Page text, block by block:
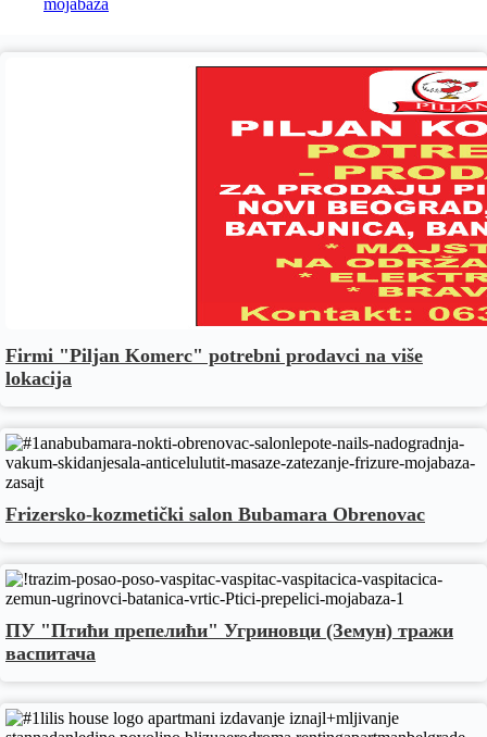
Firmi "Piljan Komerc" potrebni prodavci na više
lokacija
Frizersko-kozmetički salon Bubamara Obrenovac
ПУ "Птићи препелићи" Угриновци (Земун) тражи
васпитача